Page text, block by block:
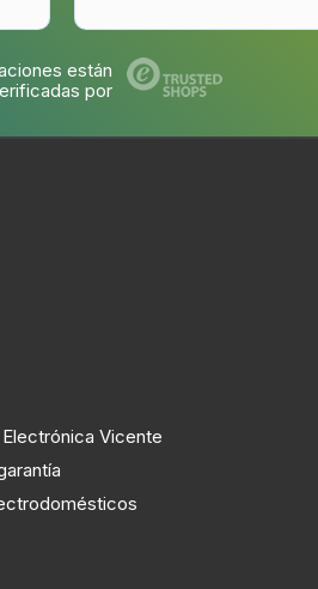
están
por
Vicente